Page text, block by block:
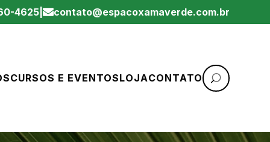
4625| contato@espacoxamaverde.com.br
CURSOS E EVENTOSLOJACONTATO